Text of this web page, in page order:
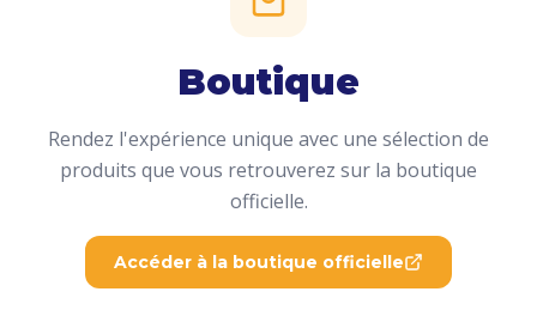
Boutique
Rendez l'expérience unique avec une sélection de
produits que vous retrouverez sur la boutique
officielle.
Accéder à la boutique officielle